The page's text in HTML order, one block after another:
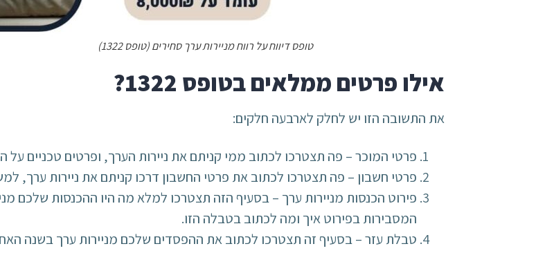
טופס דיווח על רווח מניירות ערך סחירים (טופס 1322)
אילו פרטים ממלאים בטופס 1322?
את התשובה הזו יש לחלק לארבעה חלקים:
פרטי המוכר – פה תצטרכו לכתוב ממי קניתם את ניירות הערך, ופרטים טכניים על
פרטי חשבון – פה תצטרכו לכתוב את פרטי החשבון דרכו קניתם את ניירות ערך,
פירוט הכנסות מניירות ערך – בסעיף הזה תצטרכו למלא מה היו ההכנסות שלכם
המסבירות בפירוט איך ומה לכתוב בטבלה הזו.
טבלת עזר – בסעיף זה תצטרכו לכתוב את ההפסדים שלכם מניירות ערך בשנה